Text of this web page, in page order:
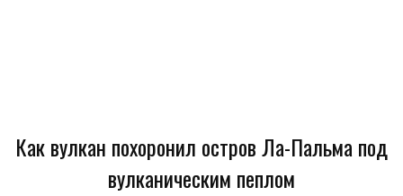
Как вулкан похоронил остров Ла-Пальма под
вулканическим пеплом